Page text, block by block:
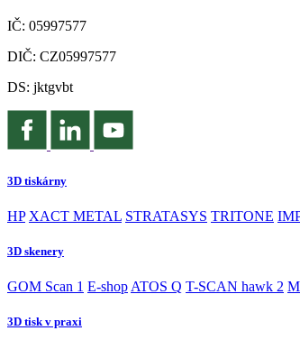
IČ: 05997577
DIČ: CZ05997577
DS: jktgvbt
3D tiskárny
HP XACT METAL STRATASYS TRITONE
3D skenery
GOM Scan 1 E-shop ATOS Q T-SCAN hawk 2
3D tisk v praxi